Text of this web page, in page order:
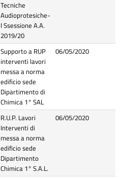
Tecniche
Audioprotesiche-
I Ssessione A.A.
2019/20
Supporto a RUP
interventi lavori
messa a norma
edificio sede
Dipartimento di
Chimica 1° SAL
06/05/2020
R.U.P. Lavori
Interventi di
messa a norma
edificio sede
Dipartimento
Chimica 1° S.A.L.
06/05/2020